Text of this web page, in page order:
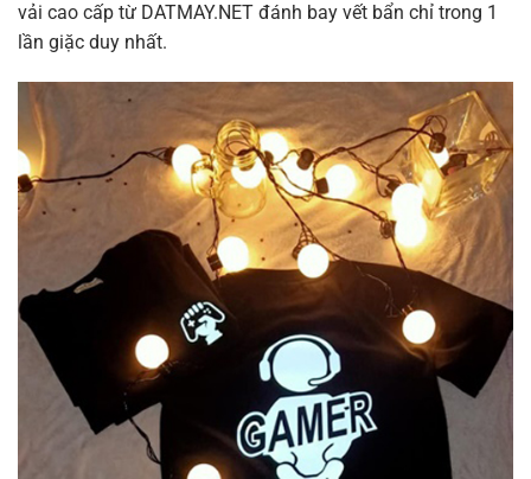
vải cao cấp từ DATMAY.NET đánh bay vết bẩn chỉ trong 1
lần giặc duy nhất.